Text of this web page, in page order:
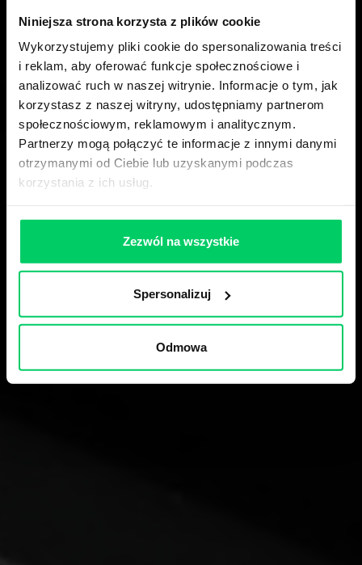
Niniejsza strona korzysta z plików cookie
Wykorzystujemy pliki cookie do spersonalizowania treści
i reklam, aby oferować funkcje społecznościowe i
analizować ruch w naszej witrynie. Informacje o tym, jak
korzystasz z naszej witryny, udostępniamy partnerom
społecznościowym, reklamowym i analitycznym.
Partnerzy mogą połączyć te informacje z innymi danymi
otrzymanymi od Ciebie lub uzyskanymi podczas
korzystania z ich usług.
Zezwól na wszystkie
Spersonalizuj
Odmowa